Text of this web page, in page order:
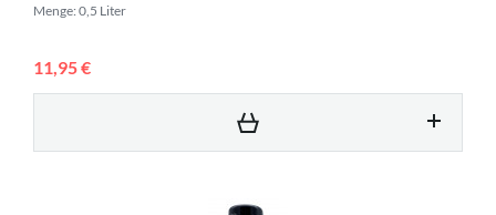
Menge: 0,5 Liter
11,95 €